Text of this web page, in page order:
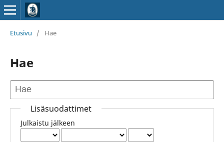
Etusivu / Hae
Hae
Lisäsuodattimet
Julkaistu jälkeen